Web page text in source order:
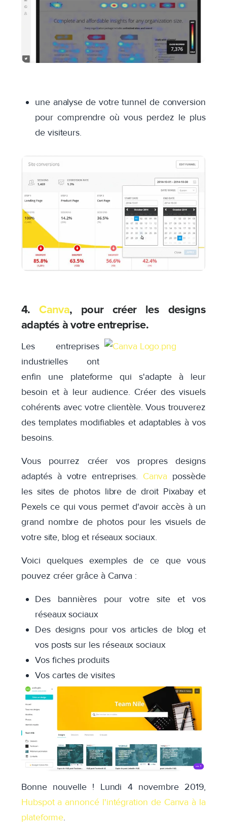
une analyse de votre tunnel de conversion
pour comprendre où vous perdez le plus
de visiteurs.
4.Canva, pour créer les designs
adaptés à votre entreprise.
Les entreprises
industrielles ont
enfin une plateforme qui s'adapte à leur
besoin et à leur audience. Créer des visuels
cohérents avec votre clientèle. Vous trouverez
des templates modifiables et adaptables à vos
besoins.
Vous pourrez créer vos propres designs
adaptés à votre entreprises. Canva possède
les sites de photos libre de droit Pixabay et
Pexels ce qui vous permet d'avoir accès à un
grand nombre de photos pour les visuels de
votre site, blog et réseaux sociaux.
Voici quelques exemples de ce que vous
pouvez créer grâce à Canva :
Des bannières pour votre site et vos
réseaux sociaux
Des designs pour vos articles de blog et
vos posts sur les réseaux sociaux
Vos fiches produits
Vos cartes de visites
Bonne nouvelle ! Lundi 4 novembre 2019,
Hubspot a annoncé l'intégration de Canva à la
plateforme.